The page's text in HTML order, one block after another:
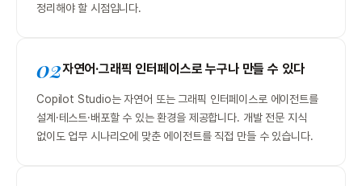
정리해야 할 시점입니다.
02자연어·그래픽 인터페이스로 누구나 만들 수 있다
Copilot Studio는 자연어 또는 그래픽 인터페이스로 에이전트를
설계·테스트·배포할 수 있는 환경을 제공합니다. 개발 전문 지식
없이도 업무 시나리오에 맞춘 에이전트를 직접 만들 수 있습니다.